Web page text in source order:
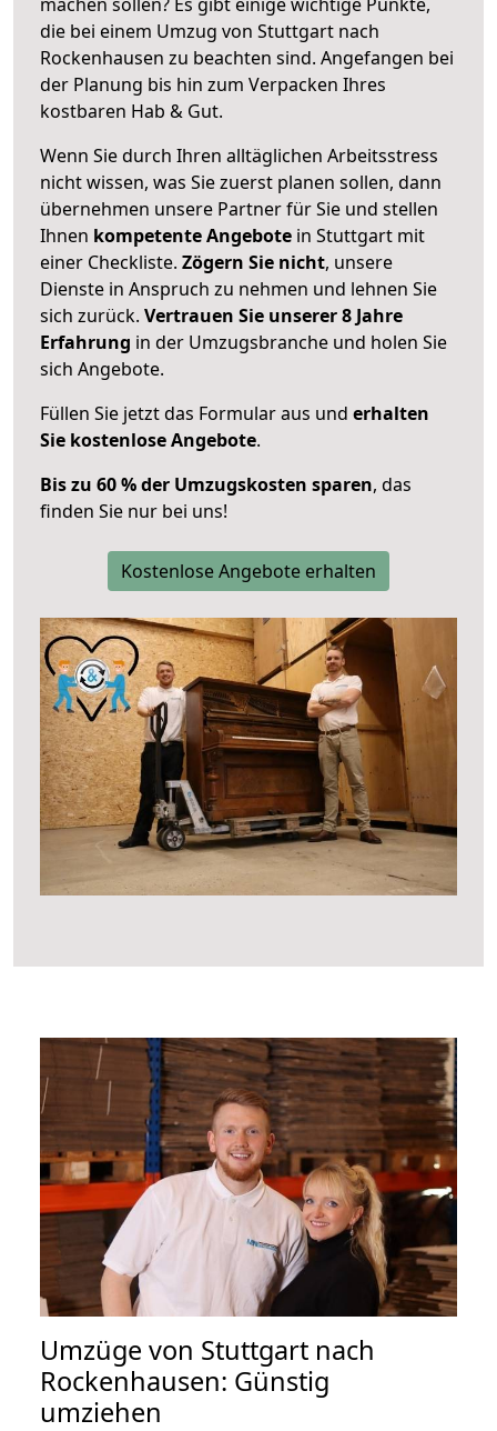
die bei einem Umzug von Stuttgart nach
Rockenhausen zu beachten sind. Angefangen bei
der Planung bis hin zum Verpacken Ihres
kostbaren Hab & Gut.
Wenn Sie durch Ihren alltäglichen Arbeitsstress
nicht wissen, was Sie zuerst planen sollen, dann
übernehmen unsere Partner für Sie und stellen
Ihnen kompetente Angebote in Stuttgart mit
einer Checkliste. Zögern Sie nicht, unsere
Dienste in Anspruch zu nehmen und lehnen Sie
sich zurück. Vertrauen Sie unserer 8 Jahre
Erfahrung in der Umzugsbranche und holen Sie
sich Angebote.
Füllen Sie jetzt das Formular aus und erhalten
Sie kostenlose Angebote.
Bis zu 60 % der Umzugskosten sparen, das
finden Sie nur bei uns!
Kostenlose Angebote erhalten
Umzüge von Stuttgart nach
Rockenhausen: Günstig
umziehen